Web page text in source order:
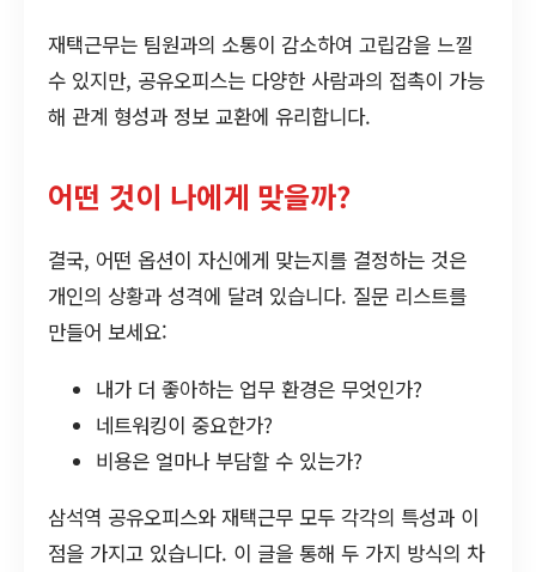
재택근무는 팀원과의 소통이 감소하여 고립감을 느낄
수 있지만, 공유오피스는 다양한 사람과의 접촉이 가능
해 관계 형성과 정보 교환에 유리합니다.
어떤 것이 나에게 맞을까?
결국, 어떤 옵션이 자신에게 맞는지를 결정하는 것은
개인의 상황과 성격에 달려 있습니다. 질문 리스트를
만들어 보세요:
내가 더 좋아하는 업무 환경은 무엇인가?
네트워킹이 중요한가?
비용은 얼마나 부담할 수 있는가?
삼석역 공유오피스와 재택근무 모두 각각의 특성과 이
점을 가지고 있습니다. 이 글을 통해 두 가지 방식의 차